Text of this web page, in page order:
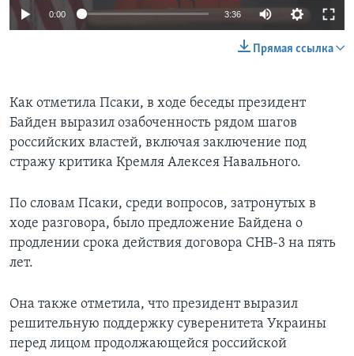
0:00 3:36
Прямая ссылка
Как отметила Псаки, в ходе беседы президент
Байден выразил озабоченность рядом шагов
российских властей, включая заключение под
стражу критика Кремля Алексея Навального.
По словам Псаки, среди вопросов, затронутых в
ходе разговора, было предложение Байдена о
продлении срока действия договора СНВ-3 на пять
лет.
Она также отметила, что президент выразил
решительную поддержку суверенитета Украины
перед лицом продолжающейся российской